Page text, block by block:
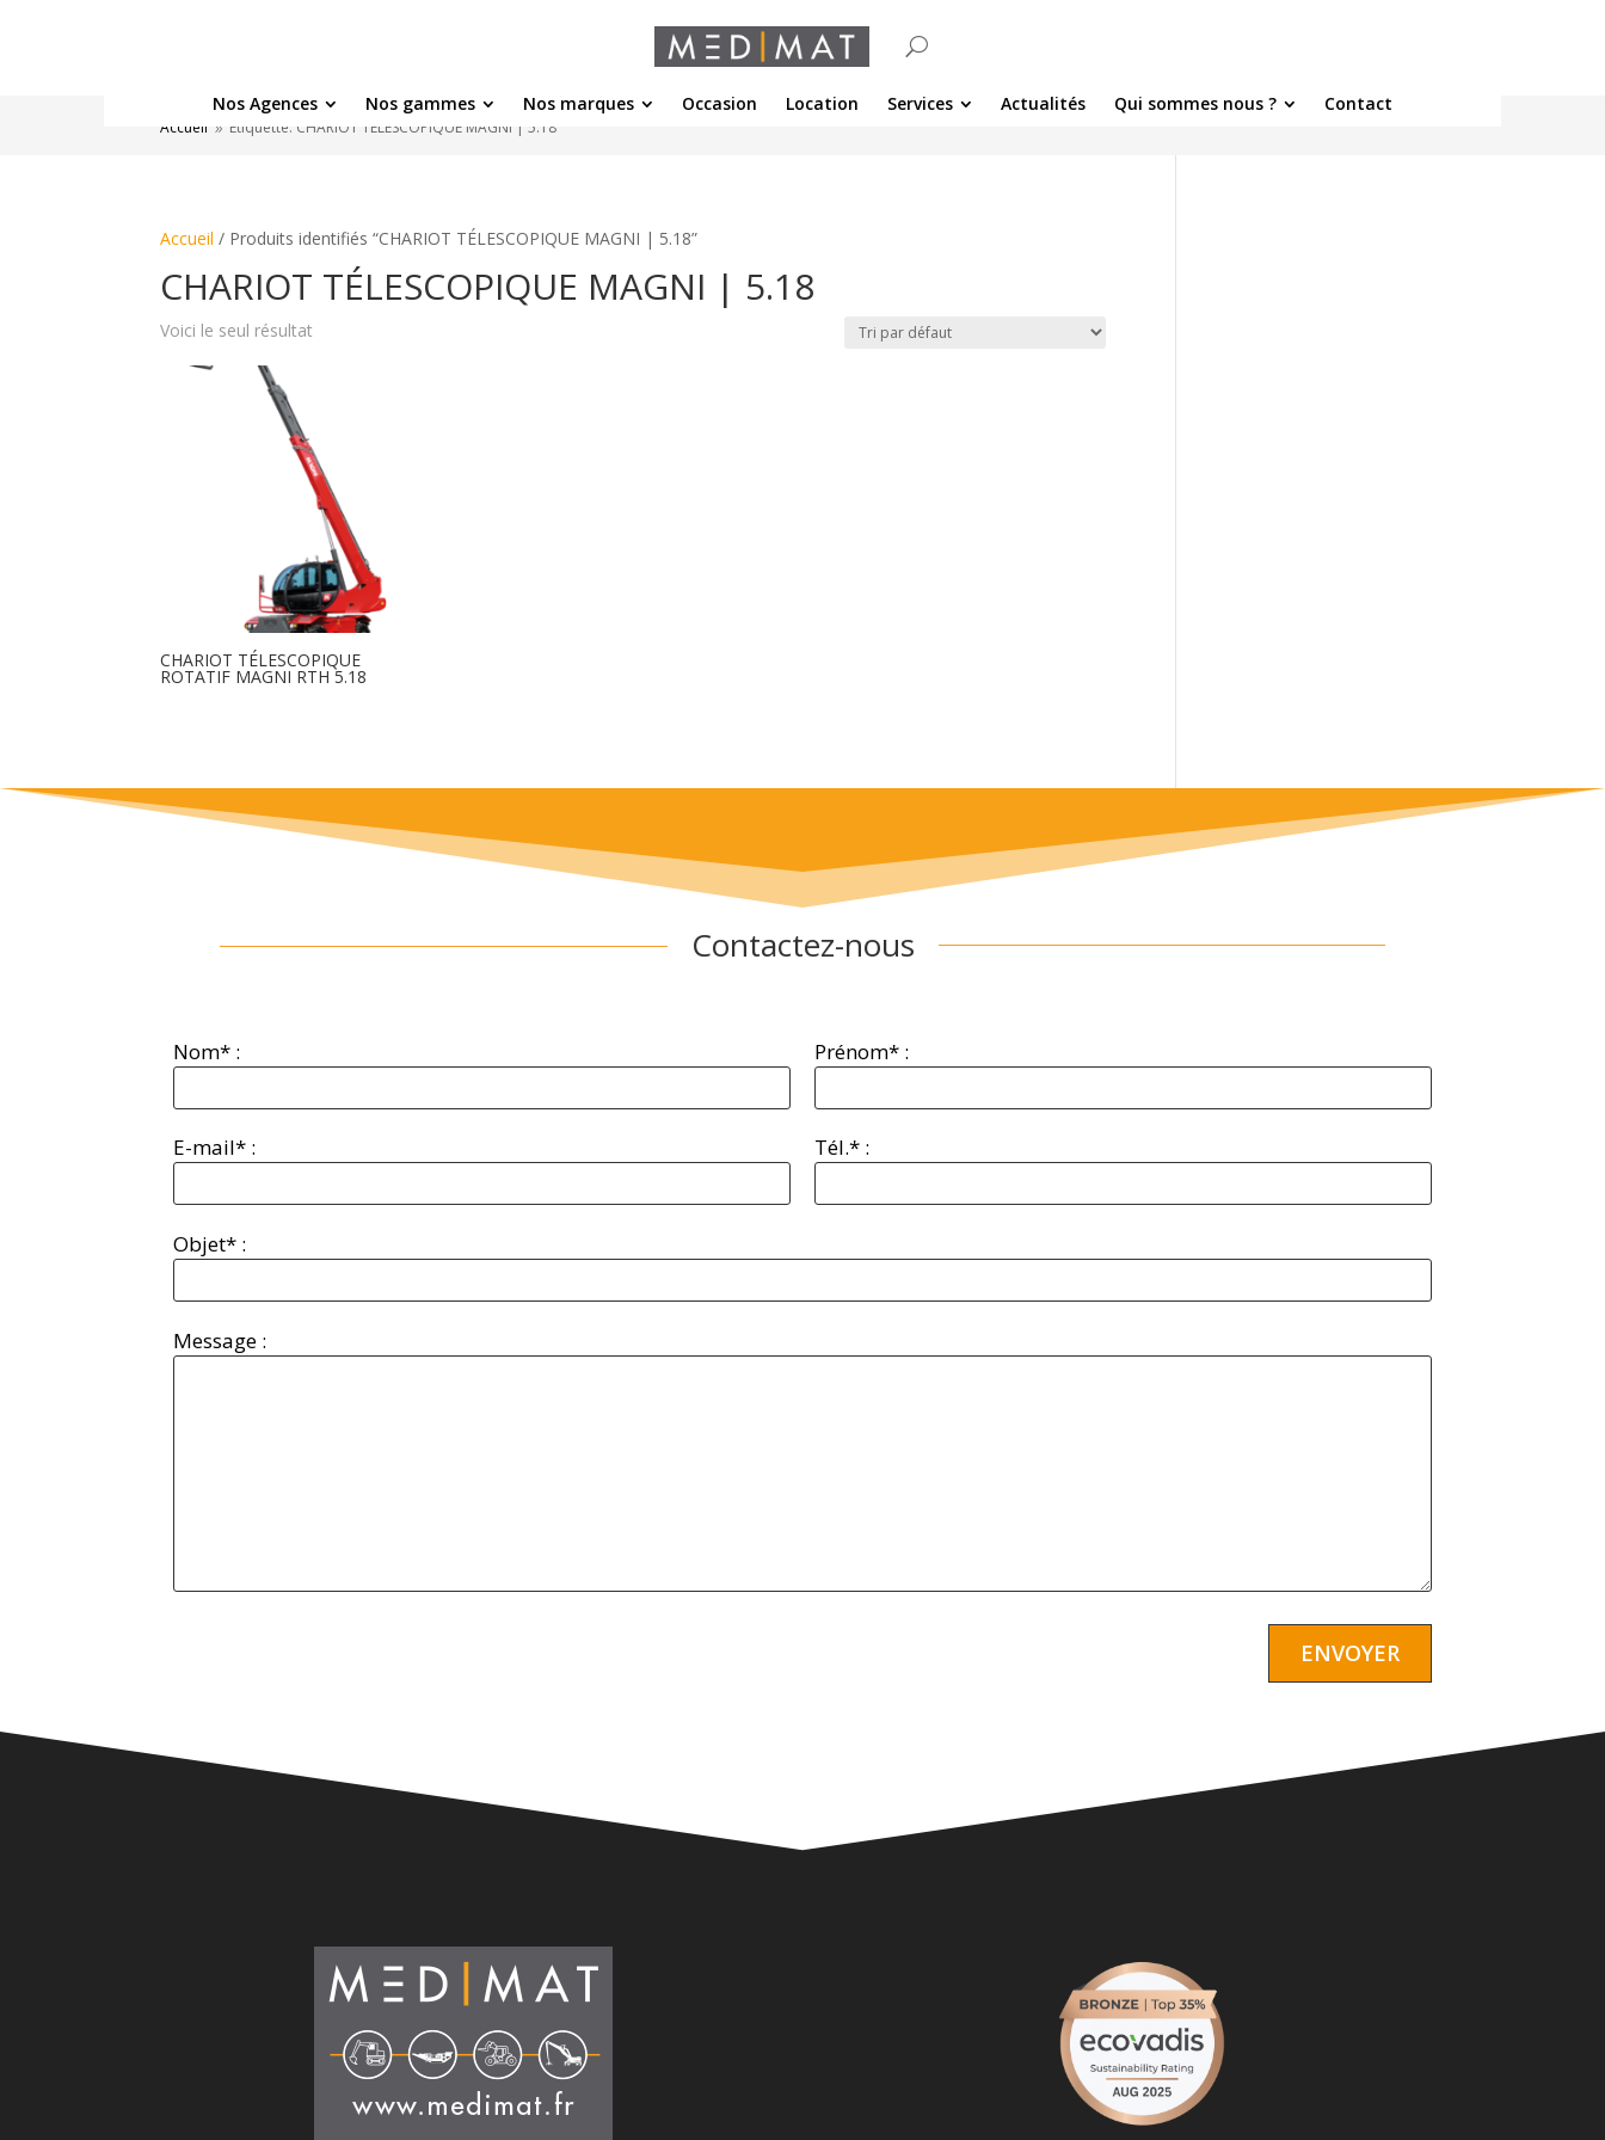
Nos Agences Nos gammes Nos marques Occasion Location Services Actualités Qui sommes nous ? Contact
Accueil 9 Étiquette: CHARIOT TÉLESCOPIQUE MAGNI | 5.18
Accueil / Produits identifiés “CHARIOT TÉLESCOPIQUE MAGNI | 5.18”
CHARIOT TÉLESCOPIQUE MAGNI | 5.18
Voici le seul résultat
CHARIOT TÉLESCOPIQUE
ROTATIF MAGNI RTH 5.18
Contactez-nous
Nom* : Prénom* :
E-mail* : Tél.* :
Objet* :
Message :